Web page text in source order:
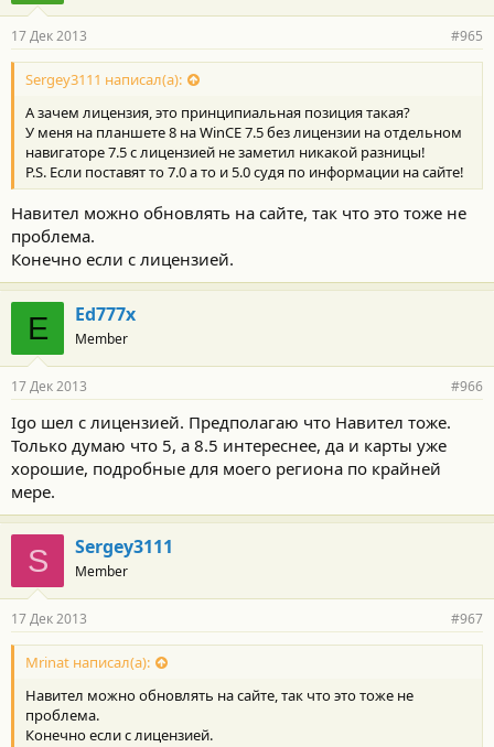
17 Дек 2013 #965
Sergey3111 написал(а):
А зачем лицензия, это принципиальная позиция такая?
У меня на планшете 8 на WinCE 7.5 без лицензии на отдельном
навигаторе 7.5 с лицензией не заметил никакой разницы!
P.S. Если поставят то 7.0 а то и 5.0 судя по информации на сайте!
Навител можно обновлять на сайте, так что это тоже не
проблема.
Конечно если с лицензией.
E Ed777x
Member
17 Дек 2013 #966
Igo шел с лицензией. Предполагаю что Навител тоже.
Только думаю что 5, а 8.5 интереснее, да и карты уже
хорошие, подробные для моего региона по крайней
мере.
S Sergey3111
Member
17 Дек 2013 #967
Mrinat написал(а):
Навител можно обновлять на сайте, так что это тоже не
проблема.
Конечно если с лицензией.